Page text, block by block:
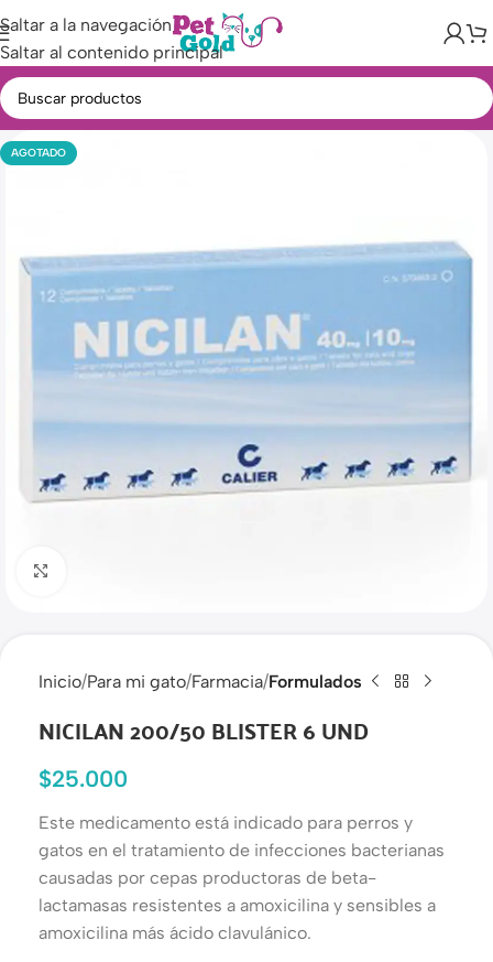
Saltar a la navegación
Saltar al contenido principal
AGOTADO
Inicio Para mi gato Farmacia Formulados
NICILAN 200/50 BLISTER 6 UND
$25.000
Este medicamento está indicado para perros y
gatos en el tratamiento de infecciones bacterianas
causadas por cepas productoras de beta-
lactamasas resistentes a amoxicilina y sensibles a
amoxicilina más ácido clavulánico.